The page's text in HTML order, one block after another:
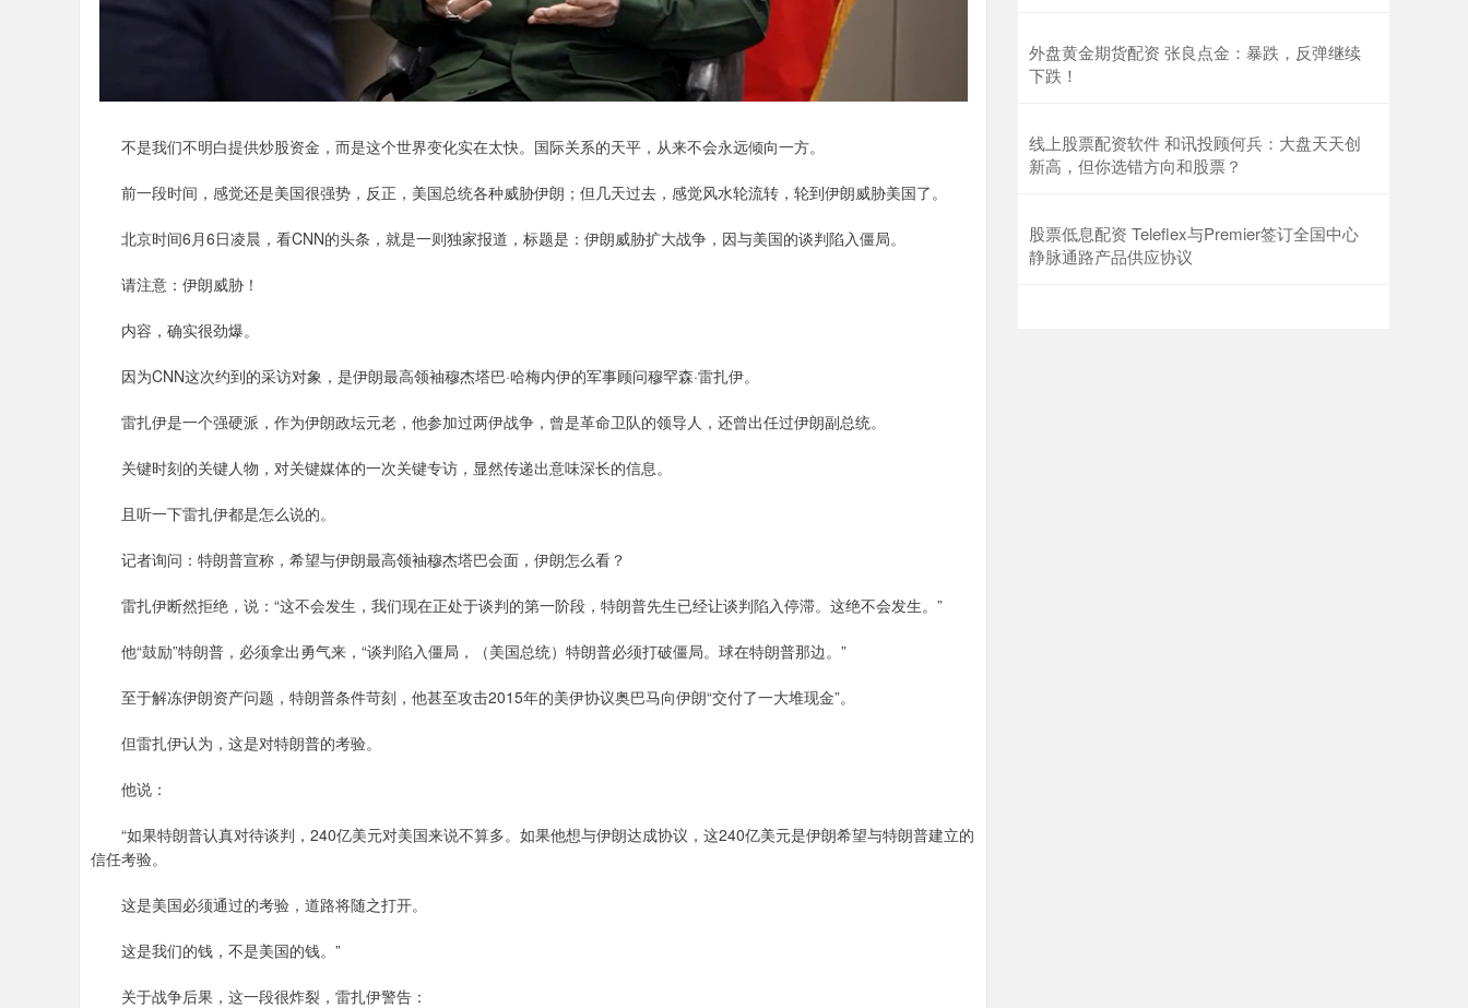
不是我们不明白提供炒股资金，而是这个世界变化实在太快。国际关系的天平，从来不会永远倾向一方。
前一段时间，感觉还是美国很强势，反正，美国总统各种威胁伊朗；但几天过去，感觉风水轮流转，轮到伊朗威胁美国了。
北京时间6月6日凌晨，看CNN的头条，就是一则独家报道，标题是：伊朗威胁扩大战争，因与美国的谈判陷入僵局。
请注意：伊朗威胁！
内容，确实很劲爆。
因为CNN这次约到的采访对象，是伊朗最高领袖穆杰塔巴·哈梅内伊的军事顾问穆罕森·雷扎伊。
雷扎伊是一个强硬派，作为伊朗政坛元老，他参加过两伊战争，曾是革命卫队的领导人，还曾出任过伊朗副总统。
关键时刻的关键人物，对关键媒体的一次关键专访，显然传递出意味深长的信息。
且听一下雷扎伊都是怎么说的。
记者询问：特朗普宣称，希望与伊朗最高领袖穆杰塔巴会面，伊朗怎么看？
雷扎伊断然拒绝，说：“这不会发生，我们现在正处于谈判的第一阶段，特朗普先生已经让谈判陷入停滞。这绝不会发生。”
他“鼓励”特朗普，必须拿出勇气来，“谈判陷入僵局，（美国总统）特朗普必须打破僵局。球在特朗普那边。”
至于解冻伊朗资产问题，特朗普条件苛刻，他甚至攻击2015年的美伊协议奥巴马向伊朗“交付了一大堆现金”。
但雷扎伊认为，这是对特朗普的考验。
他说：
“如果特朗普认真对待谈判，240亿美元对美国来说不算多。如果他想与伊朗达成协议，这240亿美元是伊朗希望与特朗普建立的
信任考验。
这是美国必须通过的考验，道路将随之打开。
这是我们的钱，不是美国的钱。”
关于战争后果，这一段很炸裂，雷扎伊警告：
外盘黄金期货配资 张良点金：暴跌，反弹继续
下跌！
线上股票配资软件 和讯投顾何兵：大盘天天创
新高，但你选错方向和股票？
股票低息配资 Teleflex与Premier签订全国中心
静脉通路产品供应协议